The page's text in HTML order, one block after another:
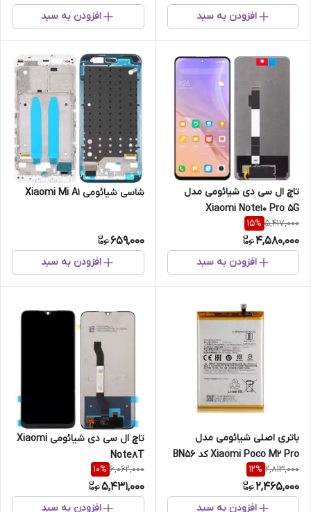
افزودن به سبد افزودن به سبد
تاچ ال سی دی شیائومی مدل
Xiaomi Note10 Pro 5G
5,417,000
15%
4,580,000
افزودن به سبد
شاسی شیائومی Xiaomi Mi A1
659,000
افزودن به سبد
باتری اصلی شیائومی مدل
Xiaomi Poco M2 Pro کد BN56
2,813,000
12%
2,465,000
افزودن به سبد
تاچ ال سی دی شیائومی Xiaomi
Note8T
6,062,000
10%
5,431,000
افزودن به سبد